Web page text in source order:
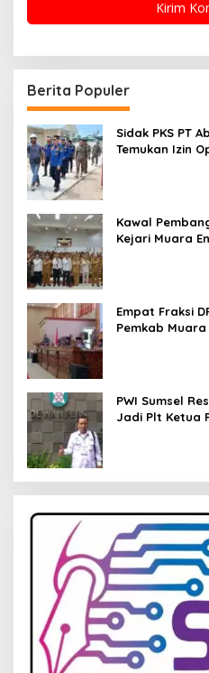
Berita Populer
Sidak PKS PT
Temukan Izin
Kawal
Kejari Muara
Empat Fraksi
Pemkab
PWI Sumsel
Jadi Plt Ketua